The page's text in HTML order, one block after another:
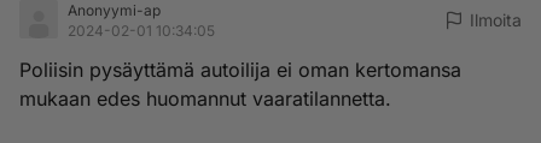
Anonyymi-ap
2024-02-01 10:34:05
Ilmoita
Poliisin pysäyttämä autoilija ei oman kertomansa
mukaan edes huomannut vaaratilannetta.